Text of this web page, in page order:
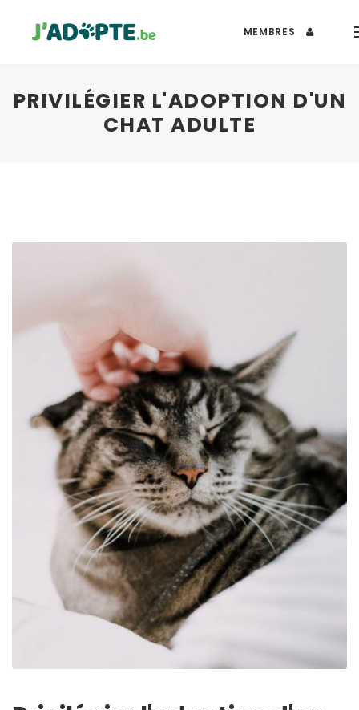
MEMBRES
PRIVILÉGIER L'ADOPTION D'UN
CHAT ADULTE